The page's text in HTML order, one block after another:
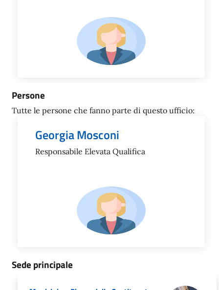
Persone
Tutte le persone che fanno parte di questo ufficio:
Georgia Mosconi
Responsabile Elevata Qualifica
Sede principale